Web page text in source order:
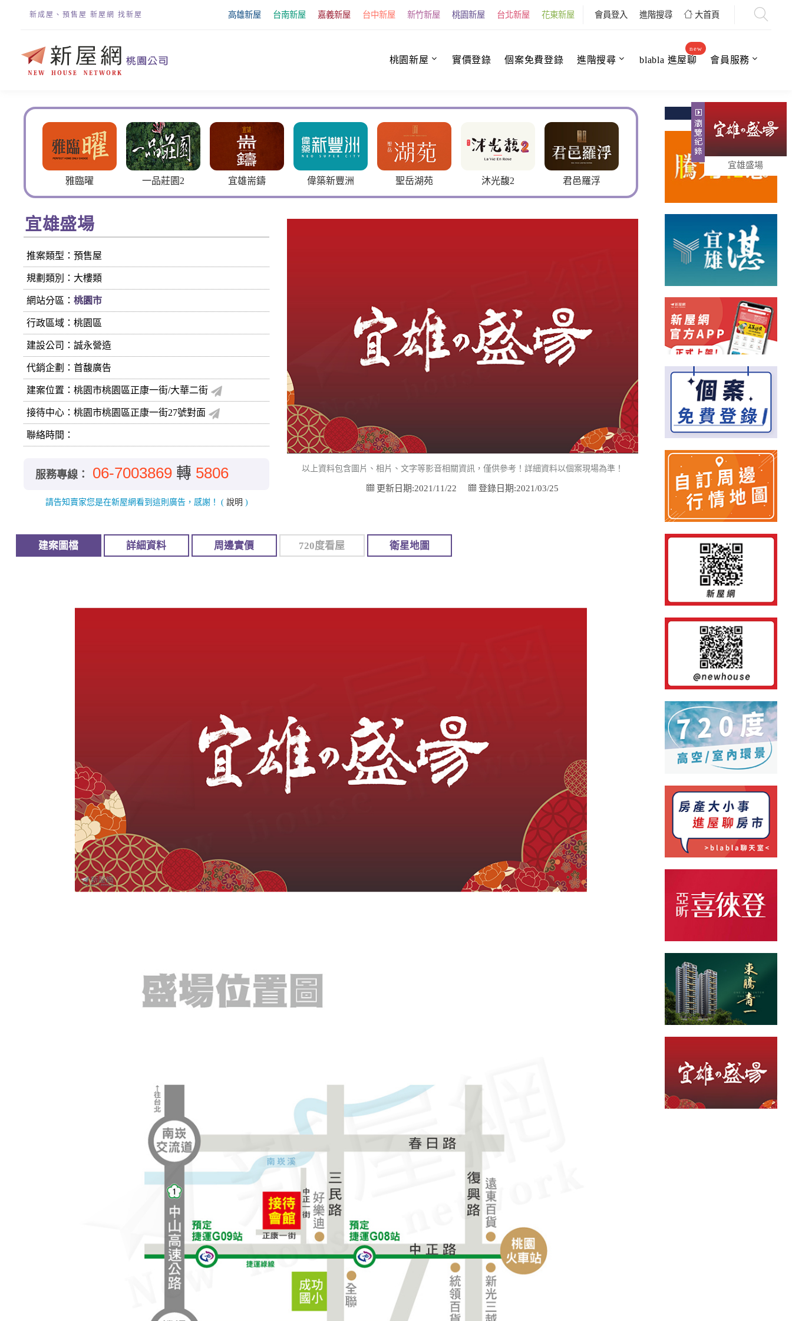
宜雄盛場
新成屋、預售屋 新屋網 找新屋 高雄新屋 台南新屋 嘉義新屋 台中新屋 新竹新屋 桃園新屋 台北新屋 花東新屋 會員登入 進階搜尋 大首頁
桃園新屋 實價登錄 個案免費登錄 進階搜尋 blabla 進屋聊
new
會員服務
一品莊園2 宜雄耑鑄 偉築新豐洲 聖岳湖苑 沐光馥2 君邑羅浮 美術水公園 日光之境 沐樂
宜雄盛場
推案類型：預售屋
規劃類別：大樓類
網站分區： 桃園市
行政區域：桃園區
建設公司： 誠永營造
代銷企劃：首馥廣告
建案位置：桃園市桃園區正康一街/大華二街
接待中心：桃園市桃園區正康一街27號對面
聯絡時間：
服務專線： 06-7003869 轉 5806
請告知賣家您是在新屋網看到這則廣告，感謝！ ( 說明 )
以上資料包含圖片、相片、文字等影音相關資訊，僅供參考！詳細資料以個案現場為準！
更新日期:2021/11/22 登錄日期:2021/03/25
建案圖檔 詳細資料 周邊實價 720度看屋 衛星地圖